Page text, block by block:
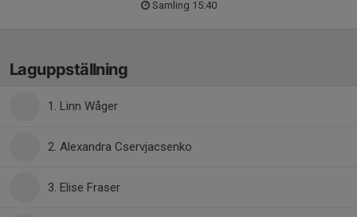
Samling 15:40
Laguppställning
1. Linn Wåger
2. Alexandra Cservjacsenko
3. Elise Fraser